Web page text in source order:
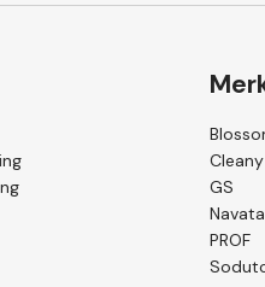
Cleany
GS
Navata
PROF